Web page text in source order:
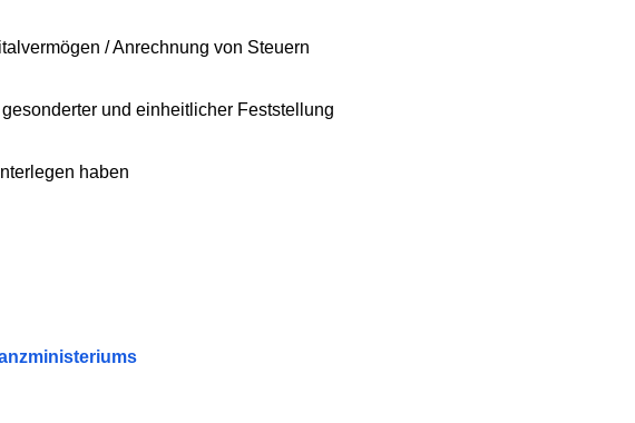
/ Anrechnung von Steuern
und einheitlicher Feststellung
haben